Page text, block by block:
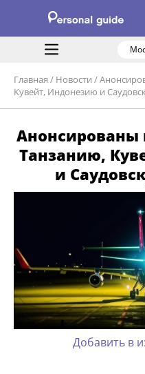
Главная / Новости /
Кувейт, Индонезию и
Анонсированы
Танзанию,
и
Добавить в